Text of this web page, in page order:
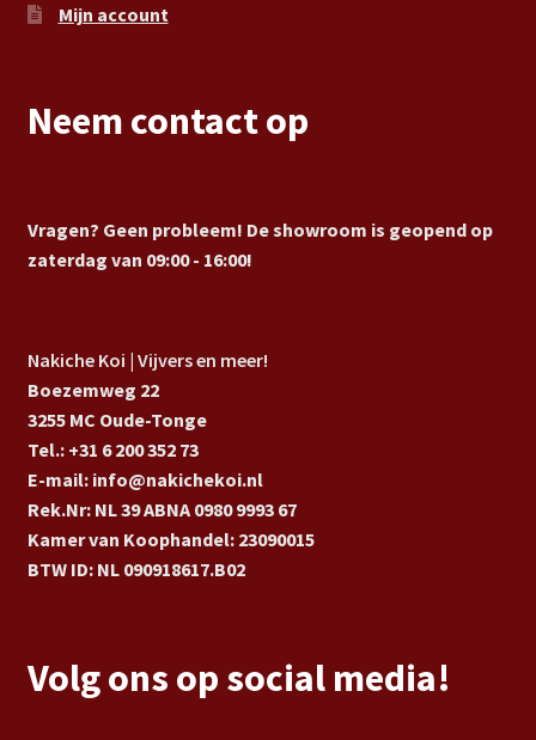
Mijn account
Neem contact op
Vragen? Geen probleem! De showroom is geopend op
zaterdag van 09:00 - 16:00!
Nakiche Koi | Vijvers en meer!
Boezemweg 22
3255 MC Oude-Tonge
Tel.: +31 6 200 352 73
E-mail: info@nakichekoi.nl
Rek.Nr: NL 39 ABNA 0980 9993 67
Kamer van Koophandel: 23090015
BTW ID: NL 090918617.B02
Volg ons op social media!